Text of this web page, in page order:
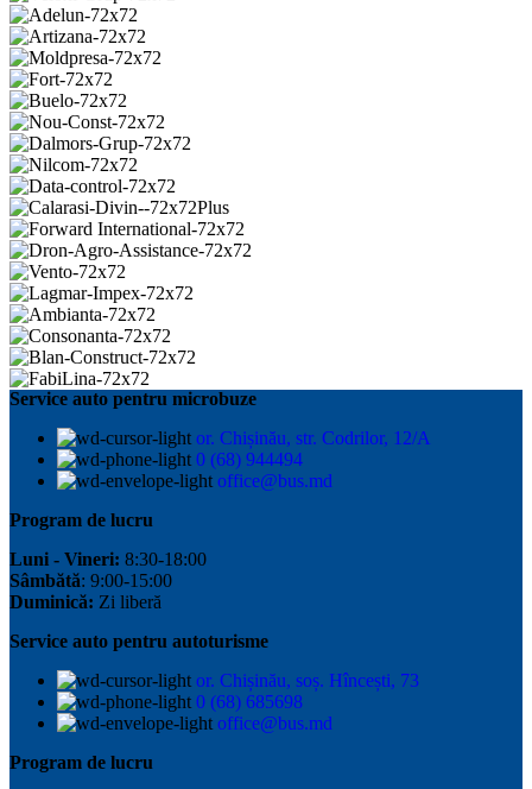
Service auto pentru microbuze
or. Chișinău, str. Codrilor, 12/A
0 (68) 944494
office@bus.md
Program de lucru
Luni - Vineri: 8:30-18:00
Sâmbătă: 9:00-15:00
Duminică: Zi liberă
Service auto pentru autoturisme
or. Chișinău, soș. Hîncești, 73
0 (68) 685698
office@bus.md
Program de lucru